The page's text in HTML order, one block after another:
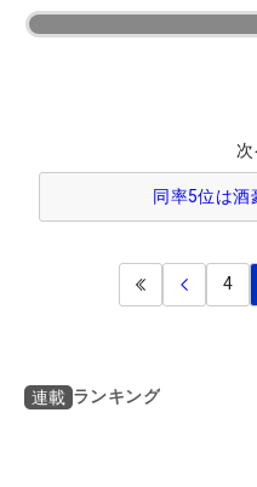
同率5位は酒
4
連載 ランキング